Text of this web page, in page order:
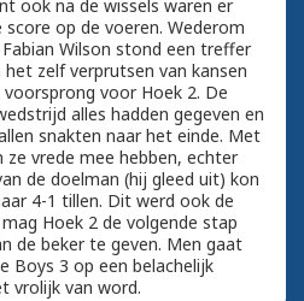
ook na de wissels waren er
op de voeren. Wederom
Wilson stond een treffer
zelf verprutsen van kansen
voor Hoek 2. De
alles hadden gegeven en
snakten naar het einde. Met
ze vrede mee hebben, echter
de doelman (hij gleed uit) kon
4-1 tillen. Dit werd ook de
Hoek 2 de volgende stap
de beker te geven. Men gaat
Boys 3 op een belachelijk
vrolijk van word.